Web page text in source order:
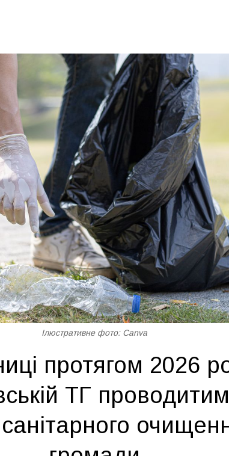
Ілюстративне фото: Canva
протягом 2026
ТГ